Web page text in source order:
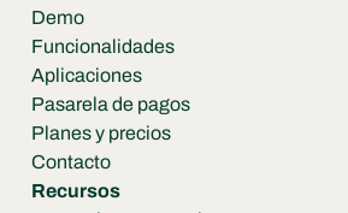
Demo
Funcionalidades
Aplicaciones
Pasarela de pagos
Planes y precios
Contacto
Recursos